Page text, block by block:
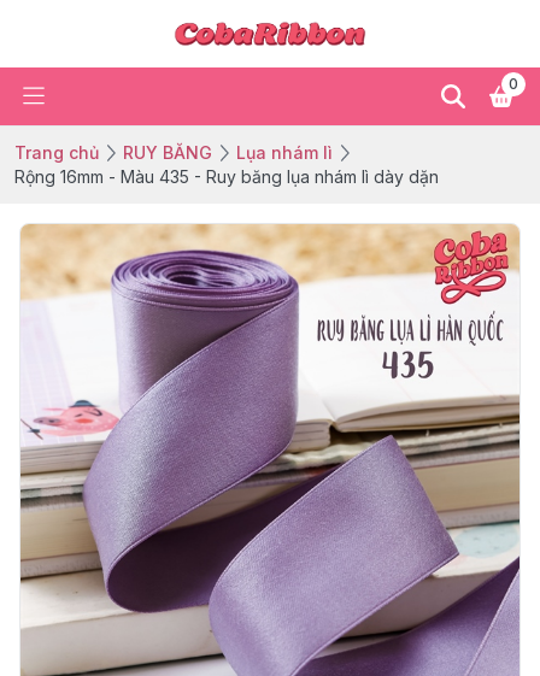
0
Trang chủ RUY BĂNG
Lụa nhám lì
Rộng 16mm - Màu 435 - Ruy băng lụa nhám lì dày dặn